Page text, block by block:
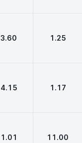
3.60 1.25
4.15 1.17
1.01 11.00